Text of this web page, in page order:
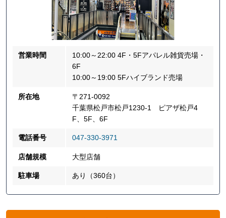
営業時間
10:00～22:00 4F・5Fアパレル雑貨売場・
6F
10:00～19:00 5Fハイブランド売場
所在地
〒271-0092
千葉県松戸市松戸1230-1 ピアザ松戸4
F、5F、6F
電話番号 047-330-3971
店舗規模 大型店舗
駐車場 あり（360台）